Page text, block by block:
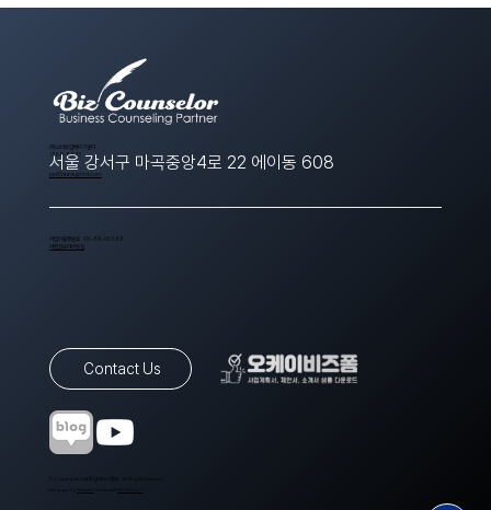
Contact Us
​(주)스타트업에이치알디
1566-8643
서울 강서구 마곡중앙4로 22 에이동 608
ppt@startuphrd.com
사업자등록번호 410-88-00388
개인정보처리방침
Designed by
. Made with